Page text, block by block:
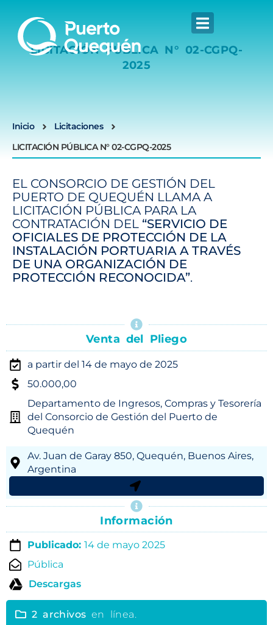
LICITACIÓN PÚBLICA N° 02-CGPQ-
2025
Inicio
Licitaciones
LICITACIÓN PÚBLICA N° 02-CGPQ-2025
EL CONSORCIO DE GESTIÓN DEL
PUERTO DE QUEQUÉN LLAMA A
LICITACIÓN PÚBLICA PARA LA
CONTRATACIÓN DEL “SERVICIO DE
OFICIALES DE PROTECCIÓN DE LA
INSTALACIÓN PORTUARIA A TRAVÉS
DE UNA ORGANIZACIÓN DE
PROTECCIÓN RECONOCIDA”.
Venta del Pliego
a partir del 14 de mayo de 2025
50.000,00
Departamento de Ingresos, Compras y Tesorería
del Consorcio de Gestión del Puerto de
Quequén
Av. Juan de Garay 850, Quequén, Buenos Aires,
Argentina
Información
Publicado: 14 de mayo 2025
Pública
Descargas
2 archivos en línea.